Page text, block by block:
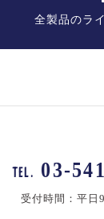
全製品のラ
TEL. 03-
受付時間：平日